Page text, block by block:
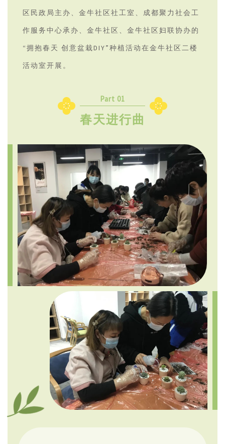
区民政局主办、金牛社区社工室、成都聚力社会工
作服务中心承办、金牛社区、金牛社区妇联协办的
“拥抱春天 创意盆栽DIY”种植活动在金牛社区二楼
活动室开展。
Part 01
春天进行曲